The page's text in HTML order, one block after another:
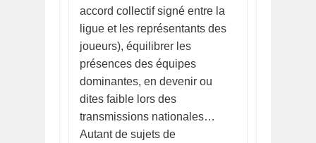
accord collectif signé entre la
ligue et les représentants des
joueurs), équilibrer les
présences des équipes
dominantes, en devenir ou
dites faible lors des
transmissions nationales…
Autant de sujets de